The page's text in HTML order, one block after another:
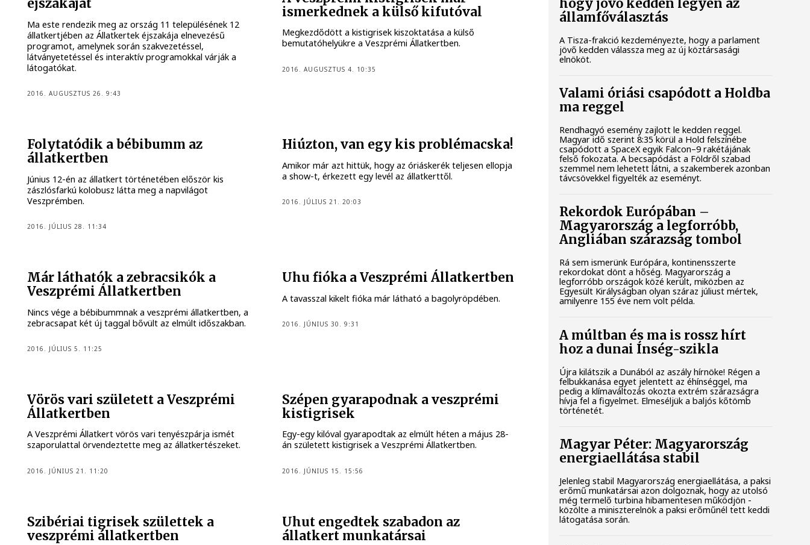
éjszakáját
Ma este rendezik meg az ország 11 településének 12
állatkertjében az Állatkertek éjszakája elnevezésű
programot, amelynek során szakvezetéssel,
látványetetéssel és interaktív programokkal várják a
látogatókat.
2016. AUGUSZTUS 26. 9:43
ismerkednek a külső kifutóval
Megkezdődött a kistigrisek kiszoktatása a külső
bemutatóhelyükre a Veszprémi Állatkertben.
2016. AUGUSZTUS 4. 10:35
Folytatódik a bébibumm az
állatkertben
Június 12-én az állatkert történetében először kis
zászlósfarkú kolobusz látta meg a napvilágot
Veszprémben.
2016. JÚLIUS 28. 11:34
Hiúzton, van egy kis problémacska!
Amikor már azt hittük, hogy az óriáskerék teljesen ellopja
a show-t, érkezett egy levél az állatkerttől.
2016. JÚLIUS 21. 20:03
Már láthatók a zebracsikók a
Veszprémi Állatkertben
Nincs vége a bébibummnak a veszprémi állatkertben, a
zebracsapat két új taggal bővült az elmúlt időszakban.
2016. JÚLIUS 5. 11:25
Uhu fióka a Veszprémi Állatkertben
A tavasszal kikelt fióka már látható a bagolyröpdében.
2016. JÚNIUS 30. 9:31
Vörös vari született a Veszprémi
Állatkertben
A Veszprémi Állatkert vörös vari tenyészpárja ismét
szaporulattal örvendeztette meg az állatkertészeket.
2016. JÚNIUS 21. 11:20
Szépen gyarapodnak a veszprémi
kistigrisek
Egy-egy kilóval gyarapodtak az elmúlt héten a május 28-
án született kistigrisek a Veszprémi Állatkertben.
2016. JÚNIUS 15. 15:56
Szibériai tigrisek születtek a
veszprémi állatkertben
Uhut engedtek szabadon az
állatkert munkatársai
hogy jövő kedden legyen az
államfőválasztás
A Tisza-frakció kezdeményezte, hogy a parlament
jövő kedden válassza meg az új köztársasági
elnököt.
Valami óriási csapódott a Holdba
ma reggel
Rendhagyó esemény zajlott le kedden reggel.
Magyar idő szerint 8:35 körül a Hold felszínébe
csapódott a SpaceX egyik Falcon–9 rakétájának
felső fokozata. A becsapódást a Földről szabad
szemmel nem lehetett látni, a szakemberek azonban
távcsövekkel figyelték az eseményt.
Rekordok Európában –
Magyarország a legforróbb,
Angliában szárazság tombol
Rá sem ismerünk Európára, kontinensszerte
rekordokat dönt a hőség. Magyarország a
legforróbb országok közé került, miközben az
Egyesült Királyságban olyan száraz júliust mértek,
amilyenre 155 éve nem volt példa.
A múltban és ma is rossz hírt
hoz a dunai Ínség-szikla
Újra kilátszik a Dunából az aszály hírnöke! Régen a
felbukkanása egyet jelentett az éhínséggel, ma
pedig a klímaváltozás okozta extrém szárazságra
hívja fel a figyelmet. Elmeséljük a baljós kőtömb
történetét.
Magyar Péter: Magyarország
energiaellátása stabil
Jelenleg stabil Magyarország energiaellátása, a paksi
erőmű munkatársai azon dolgoznak, hogy az utolsó
még termelő turbina hibamentesen működjön -
közölte a miniszterelnök a paksi erőműnél tett keddi
látogatása során.